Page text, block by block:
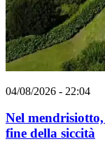
04/08/2026 - 22:04
Nel
fine della siccità